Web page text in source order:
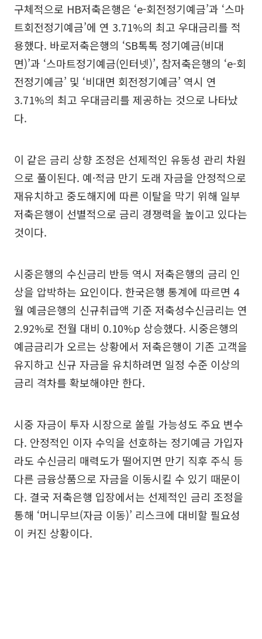
구체적으로 HB저축은행은 ‘e-회전정기예금’과 ‘스마
트회전정기예금’에 연 3.71%의 최고 우대금리를 적
용했다. 바로저축은행의 ‘SB톡톡 정기예금(비대
면)’과 ‘스마트정기예금(인터넷)’, 참저축은행의 ‘e-회
전정기예금’ 및 ‘비대면 회전정기예금’ 역시 연
3.71%의 최고 우대금리를 제공하는 것으로 나타났
다.
이 같은 금리 상향 조정은 선제적인 유동성 관리 차원
으로 풀이된다. 예·적금 만기 도래 자금을 안정적으로
재유치하고 중도해지에 따른 이탈을 막기 위해 일부
저축은행이 선별적으로 금리 경쟁력을 높이고 있다는
것이다.
시중은행의 수신금리 반등 역시 저축은행의 금리 인
상을 압박하는 요인이다. 한국은행 통계에 따르면 4
월 예금은행의 신규취급액 기준 저축성수신금리는 연
2.92%로 전월 대비 0.10%p 상승했다. 시중은행의
예금금리가 오르는 상황에서 저축은행이 기존 고객을
유지하고 신규 자금을 유치하려면 일정 수준 이상의
금리 격차를 확보해야만 한다.
시중 자금이 투자 시장으로 쏠릴 가능성도 주요 변수
다. 안정적인 이자 수익을 선호하는 정기예금 가입자
라도 수신금리 매력도가 떨어지면 만기 직후 주식 등
다른 금융상품으로 자금을 이동시킬 수 있기 때문이
다. 결국 저축은행 입장에서는 선제적인 금리 조정을
통해 ‘머니무브(자금 이동)’ 리스크에 대비할 필요성
이 커진 상황이다.